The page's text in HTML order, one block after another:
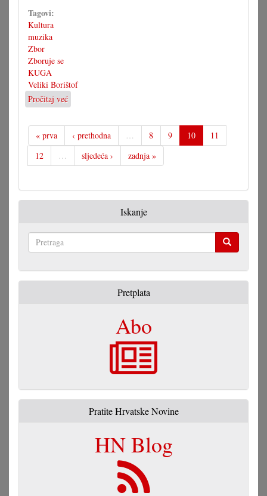
Tagovi:
Kultura
muzika
Zbor
Zboruje se
KUGA
Veliki Borištof
Pročitaj već
Zborovalo
se
je
s
djelaonicom
« prva ‹ prethodna … 8 9 10
11
12
… sljedeća › zadnja »
Iskanje
Pretplata
Abo
Pratite Hrvatske Novine
HN Blog